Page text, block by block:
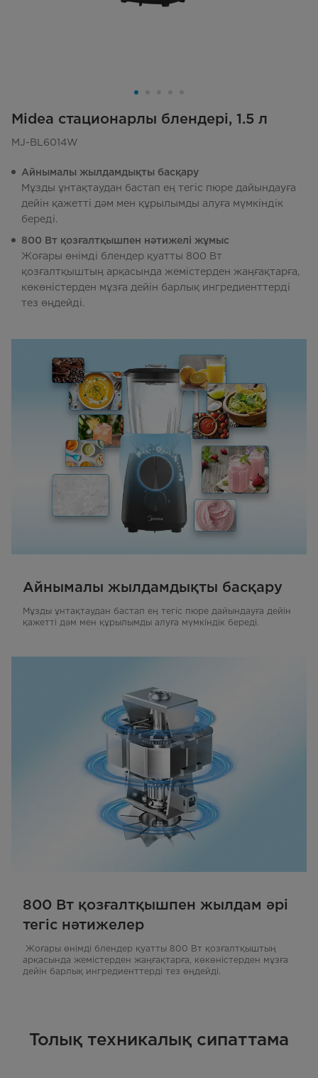
Midea стационарлы блендері, 1.5 л
MJ-BL6014W
Айнымалы жылдамдықты басқару
Мұзды ұнтақтаудан бастап ең тегіс пюре дайындауға
дейін қажетті дәм мен құрылымды алуға мүмкіндік
береді.
800 Вт қозғалтқышпен нәтижелі жұмыс
Жоғары өнімді блендер қуатты 800 Вт
қозғалтқыштың арқасында жемістерден жаңғақтарға,
көкөністерден мұзға дейін барлық ингредиенттерді
тез өңдейді.
Айнымалы жылдамдықты басқару
Мұзды ұнтақтаудан бастап ең тегіс пюре дайындауға дейін
қажетті дәм мен құрылымды алуға мүмкіндік береді.
800 Вт қозғалтқышпен жылдам әрі
тегіс нәтижелер
Жоғары өнімді блендер қуатты 800 Вт қозғалтқыштың
арқасында жемістерден жаңғақтарға, көкөністерден мұзға
дейін барлық ингредиенттерді тез өңдейді.
Толық техникалық сипаттама